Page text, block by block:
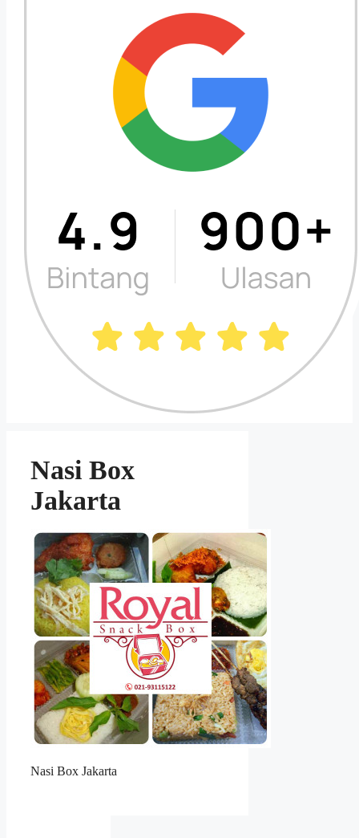
Nasi Box
Jakarta
Nasi Box Jakarta